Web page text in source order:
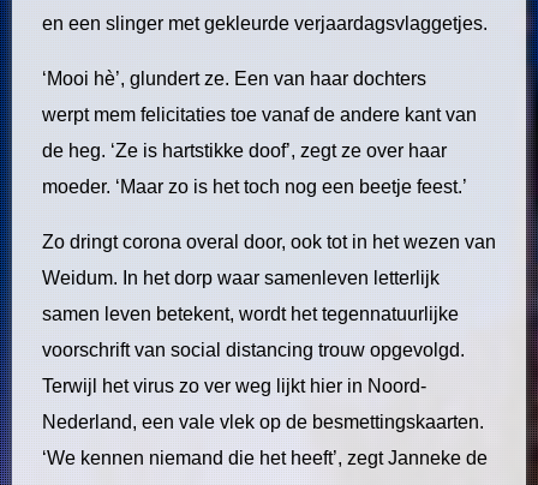
en een slinger met gekleurde verjaardagsvlaggetjes.
‘Mooi hè’, glundert ze. Een van haar dochters
werpt mem felicitaties toe vanaf de andere kant van
de heg. ‘Ze is hartstikke doof’, zegt ze over haar
moeder. ‘Maar zo is het toch nog een beetje feest.’
Zo dringt corona overal door, ook tot in het wezen van
Weidum. In het dorp waar samenleven letterlijk
samen leven betekent, wordt het tegennatuurlijke
voorschrift van social distancing trouw opgevolgd.
Terwijl het virus zo ver weg lijkt hier in Noord-
Nederland, een vale vlek op de besmettingskaarten.
‘We kennen niemand die het heeft’, zegt Janneke de